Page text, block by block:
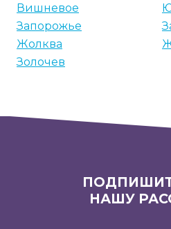
Вишневое
Запорожье
Жолква
Золочев
НАШУ